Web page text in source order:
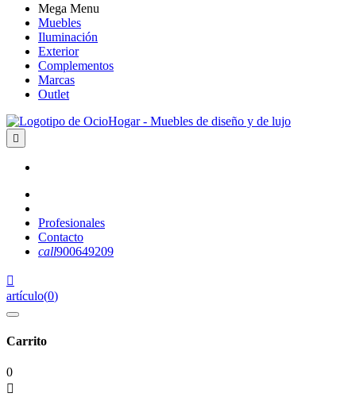
Mega Menu
Muebles
Iluminación
Exterior
Complementos
Marcas
Outlet

Profesionales
Contacto
call900649209

artículo(0)
Carrito
0
